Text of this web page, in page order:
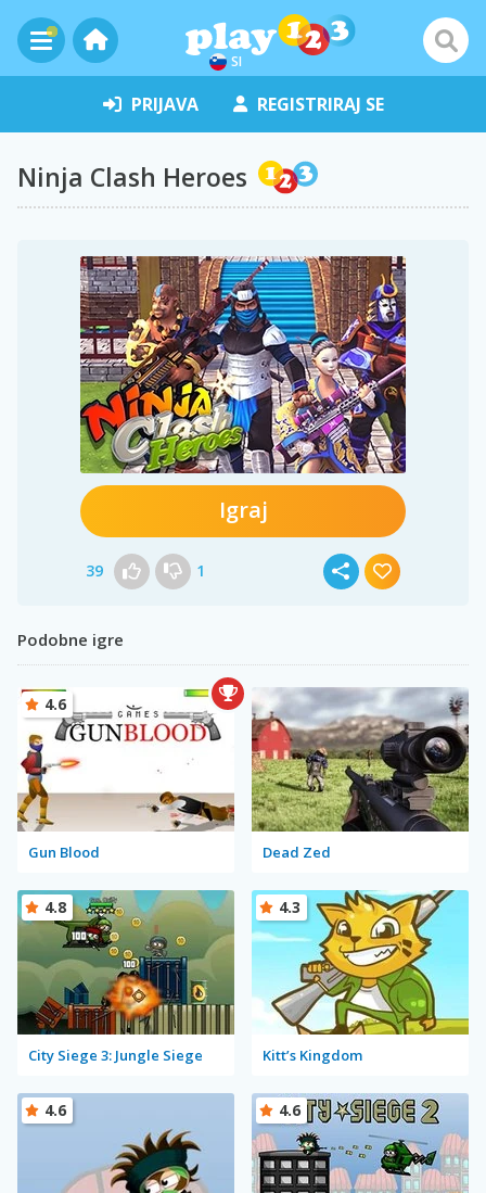
SI
PRIJAVA REGISTRIRAJ SE
Ninja Clash Heroes
Igraj
39 1
Podobne igre
Gun Blood
4.6
Dead Zed
City Siege 3: Jungle Siege
4.8
Kitt’s Kingdom
4.3
4.6 4.6